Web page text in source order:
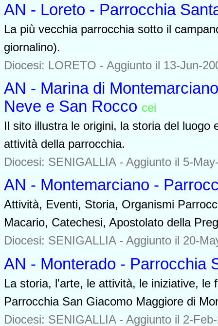
AN - Loreto - Parrocchia
La più vecchia parrocchia sotto il
giornalino).
Diocesi: LORETO - Aggiunto il 13-Jun-
AN - Marina di
Neve e San Rocco cei
Il sito illustra le origini, la storia del luogo
attività della parrocchia.
Diocesi: SENIGALLIA - Aggiunto il 5-
AN - Montemarciano -
Attività, Eventi, Storia, Organismi
Macario, Catechesi, Apostolato della
Diocesi: SENIGALLIA - Aggiunto il 20-
AN - Monterado - Parrocchia
La storia, l'arte, le attività, le iniziative,
Parrocchia San Giacomo Maggiore di
Diocesi: SENIGALLIA - Aggiunto il 2-